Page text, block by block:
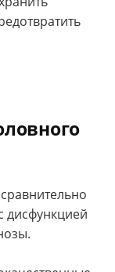
дисфункцией